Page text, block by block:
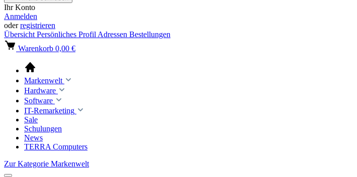
Ihr Konto
Anmelden
oderregistrieren
Übersicht Persönliches Profil Adressen Bestellungen
Warenkorb 0,00 €
Markenwelt
Hardware
Software
IT-Remarketing
Sale
Schulungen
News
TERRA Computers
Zur Kategorie Markenwelt